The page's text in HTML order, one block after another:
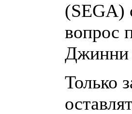
(SEGA)
вопрос
Джинни
Только